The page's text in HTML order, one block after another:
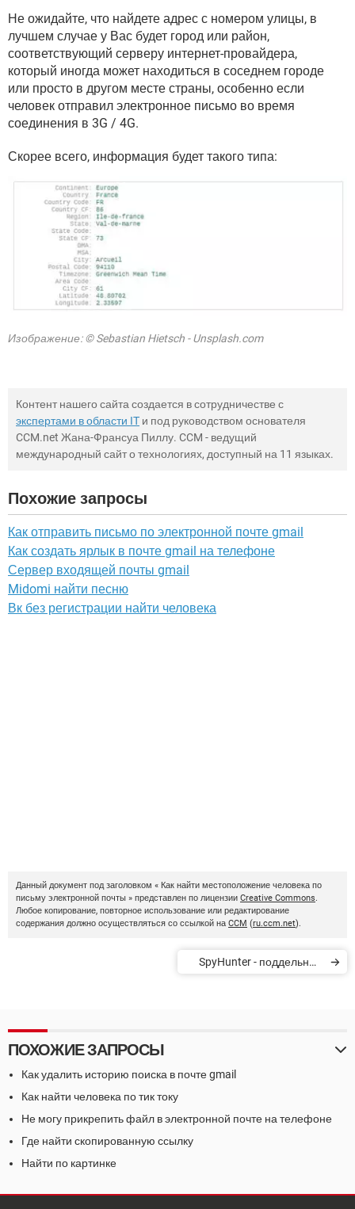
Не ожидайте, что найдете адрес с номером улицы, в
лучшем случае у Вас будет город или район,
соответствующий серверу интернет-провайдера,
который иногда может находиться в соседнем городе
или просто в другом месте страны, особенно если
человек отправил электронное письмо во время
соединения в 3G / 4G.
Скорее всего, информация будет такого типа:
Изображение: © Sebastian Hietsch - Unsplash.com
Контент нашего сайта создается в сотрудничестве с
экспертами в области IT и под руководством основателя
CCM.net Жана-Франсуа Пиллу. CCM - ведущий
международный сайт о технологиях, доступный на 11 языках.
Похожие запросы
Как отправить письмо по электронной почте gmail
Как создать ярлык в почте gmail на телефоне
Сервер входящей почты gmail
Midomi найти песню
Вк без регистрации найти человека
Данный документ под заголовком « Как найти местоположение человека по
письму электронной почты » представлен по лицензии Creative Commons.
Любое копирование, повторное использование или редактирование
содержания должно осуществляться со ссылкой на CCM (ru.ccm.net).
SpyHunter - поддельный
ПОХОЖИЕ ЗАПРОСЫ
Как удалить историю поиска в почте gmail
Как найти человека по тик току
Не могу прикрепить файл в электронной почте на телефоне
Где найти скопированную ссылку
Найти по картинке